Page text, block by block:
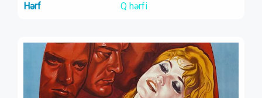
Hərf
Q hərfi